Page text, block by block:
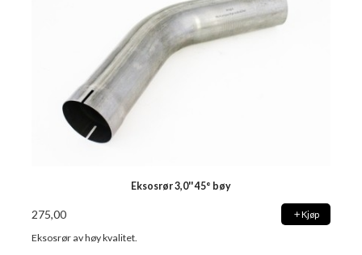
Eksosrør 3,0'' 45° bøy
275,00 Kjøp
Eksosrør av høy kvalitet.